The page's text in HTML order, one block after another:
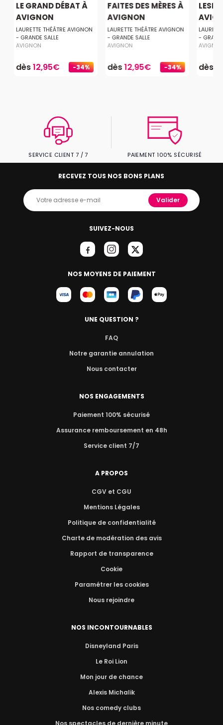
-34%
LE GRAND DÉBAT À
AVIGNON
LAURETTE THÉÂTRE AVIGNON
- GRANDE SALLE
AVIGNON
dès12,95€ -34%
FAITES DES MÈRES À
AVIGNON
LAURETTE THÉÂTRE AVIGNON
- GRANDE SALLE
AVIGNON
dès12,95€
-
dès
SERVICE CLIENT 7 / 7 PAIEMENT 100% SÉCURISÉ
SUIVEZ-NOUS
NOS MOYENS DE PAIEMENT
RECEVEZ TOUS NOS BONS PLANS
Valider
UNE QUESTION ?
FAQ
Notre garantie annulation
Nous contacter
NOS ENGAGEMENTS
Paiement 100% sécurisé
Assurance remboursement en 48h
Service client 7/7
A PROPOS
CGV et CGU
Mentions Légales
Politique de confidentialité
Charte de modération des avis
Rapport de transparence
Cookie
Paramétrer les cookies
Nous rejoindre
NOS INCONTOURNABLES
Disneyland Paris
Le Roi Lion
Mon jour de chance
Alexis Michalik
Nos comedy clubs
Nos spectacles de dernière minute